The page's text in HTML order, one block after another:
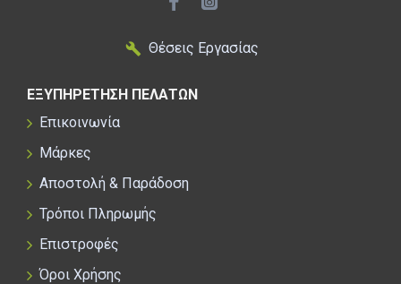
Θέσεις Εργασίας
ΕΞΥΠΗΡΕΤΗΣΗ ΠΕΛΑΤΩΝ
Επικοινωνία
Μάρκες
Αποστολή & Παράδοση
Τρόποι Πληρωμής
Επιστροφές
Όροι Χρήσης